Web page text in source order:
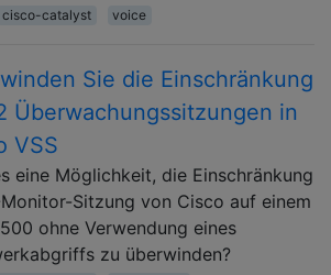
cisco-catalyst voice
Sie die Einschränkung
Überwachungssitzungen in
VSS
eine Möglichkeit, die Einschränkung
Sitzung von Cisco auf einem
ohne Verwendung eines
zu überwinden?